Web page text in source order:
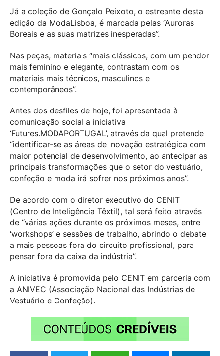
Já a coleção de Gonçalo Peixoto, o estreante desta
edição da ModaLisboa, é marcada pelas “Auroras
Boreais e as suas matrizes inesperadas”.
Nas peças, materiais “mais clássicos, com um pendor
mais feminino e elegante, contrastam com os
materiais mais técnicos, masculinos e
contemporâneos”.
Antes dos desfiles de hoje, foi apresentada à
comunicação social a iniciativa
‘Futures.MODAPORTUGAL’, através da qual pretende
“identificar-se as áreas de inovação estratégica com
maior potencial de desenvolvimento, ao antecipar as
principais transformações que o setor do vestuário,
confeção e moda irá sofrer nos próximos anos”.
De acordo com o diretor executivo do CENIT
(Centro de Inteligência Têxtil), tal será feito através
de “várias ações durante os próximos meses, entre
‘workshops’ e sessões de trabalho, abrindo o debate
a mais pessoas fora do circuito profissional, para
pensar fora da caixa da indústria”.
A iniciativa é promovida pelo CENIT em parceria com
a ANIVEC (Associação Nacional das Indústrias de
Vestuário e Confeção).